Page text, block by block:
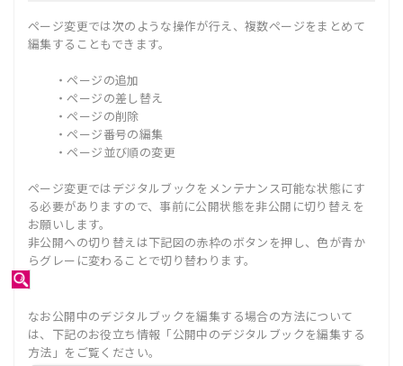
ページ変更では次のような操作が行え、複数ページをまとめて
編集することもできます。
・ページの追加
・ページの差し替え
・ページの削除
・ページ番号の編集
・ページ並び順の変更
ページ変更ではデジタルブックをメンテナンス可能な状態にす
る必要がありますので、事前に公開状態を非公開に切り替えを
お願いします。
非公開への切り替えは下記図の赤枠のボタンを押し、色が青か
らグレーに変わることで切り替わります。
なお公開中のデジタルブックを編集する場合の方法について
は、下記のお役立ち情報「公開中のデジタルブックを編集する
方法」をご覧ください。